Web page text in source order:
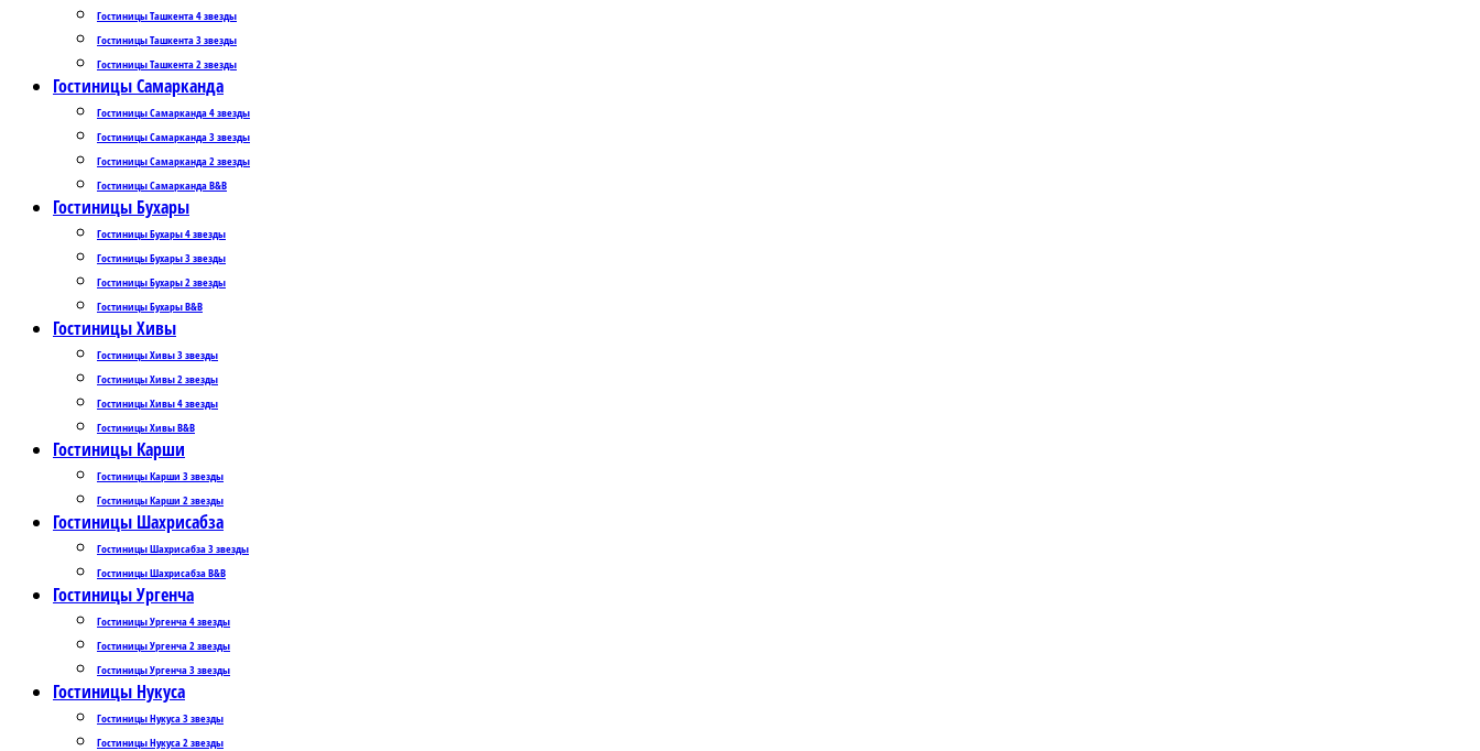
Гостиницы Ташкента 4 звезды
Гостиницы Ташкента 3 звезды
Гостиницы Ташкента 2 звезды
Гостиницы Самарканда
Гостиницы Самарканда 4 звезды
Гостиницы Самарканда 3 звезды
Гостиницы Самарканда 2 звезды
Гостиницы Самарканда B&B
Гостиницы Бухары
Гостиницы Бухары 4 звезды
Гостиницы Бухары 3 звезды
Гостиницы Бухары 2 звезды
Гостиницы Бухары B&B
Гостиницы Хивы
Гостиницы Хивы 3 звезды
Гостиницы Хивы 2 звезды
Гостиницы Хивы 4 звезды
Гостиницы Хивы B&B
Гостиницы Карши
Гостиницы Карши 3 звезды
Гостиницы Карши 2 звезды
Гостиницы Шахрисабза
Гостиницы Шахрисабза 3 звезды
Гостиницы Шахрисабза B&B
Гостиницы Ургенча
Гостиницы Ургенча 4 звезды
Гостиницы Ургенча 2 звезды
Гостиницы Ургенча 3 звезды
Гостиницы Нукуса
Гостиницы Нукуса 3 звезды
Гостиницы Нукуса 2 звезды